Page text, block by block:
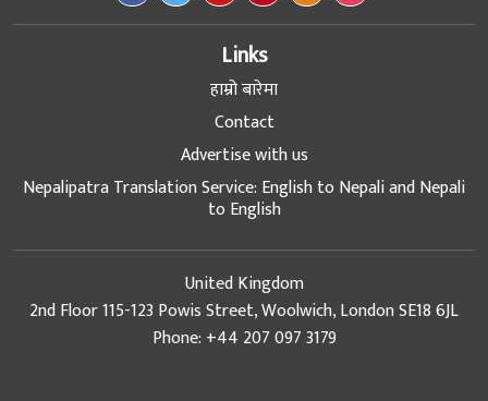
Links
हाम्रो बारेमा
Contact
Advertise with us
Nepalipatra Translation Service: English to Nepali and Nepali
to English
United Kingdom
2nd Floor 115-123 Powis Street, Woolwich, London SE18 6JL
Phone: +44 207 097 3179